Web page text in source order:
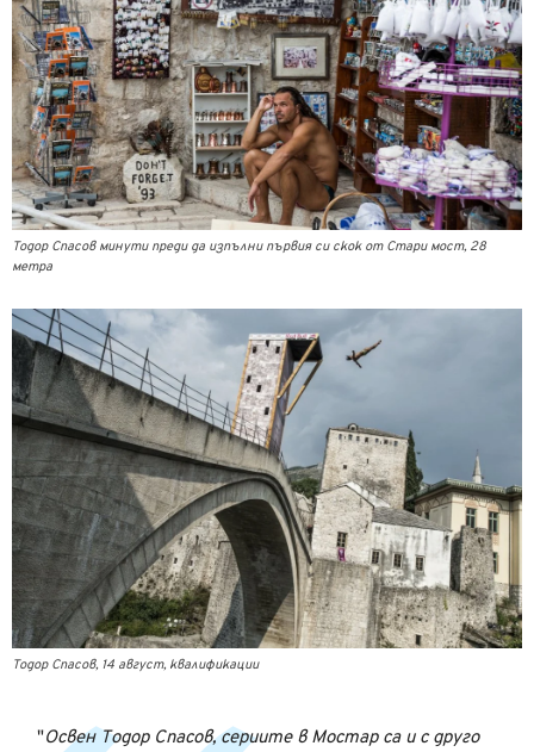
Тодор Спасов минути преди да изпълни първия си скок от Стари мост, 28
метра
Тодор Спасов, 14 август, квалификации
Освен Тодор Спасов, сериите в Мостар са и с друго